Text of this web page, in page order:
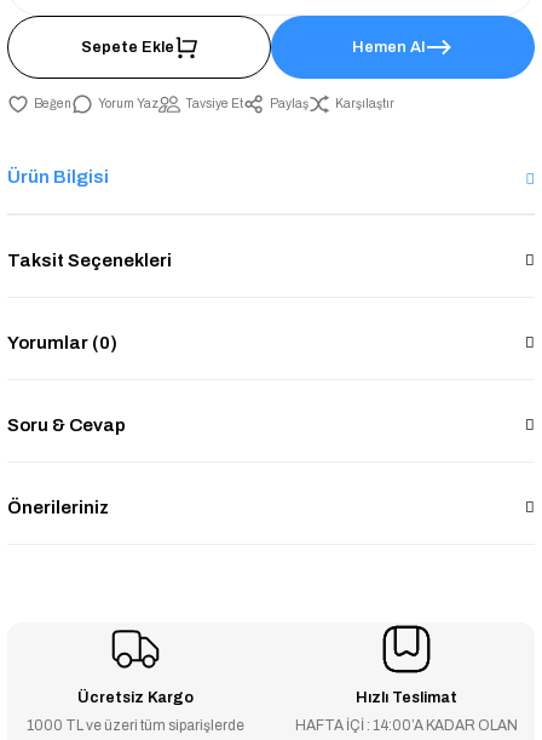
Sepete Ekle Hemen Al
Yorum Yaz Tavsiye Et Paylaş Karşılaştır
Ürün Bilgisi
Taksit Seçenekleri
Yorumlar (0)
Soru & Cevap
Önerileriniz
Ücretsiz Kargo
1000 TL ve üzeri tüm siparişlerde
Hızlı Teslimat
HAFTA İÇİ : 14:00’A KADAR OLAN